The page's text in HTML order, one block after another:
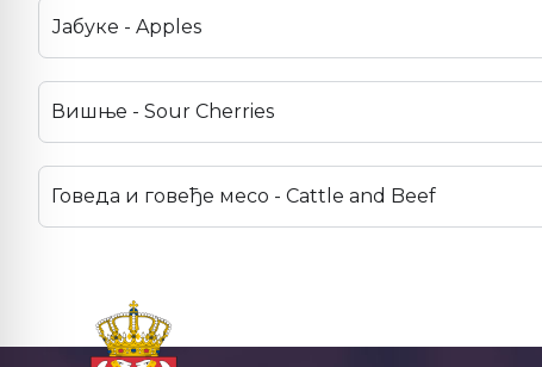
Јабуке - Apples
Вишње - Sour Cherries
Говеда и говеђе месо - Cattle and Beef